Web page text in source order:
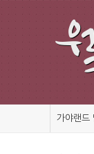
가야랜드